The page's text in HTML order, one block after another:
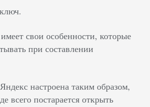
свои особенности, которые
при составлении
настроена таким образом,
всего постарается открыть